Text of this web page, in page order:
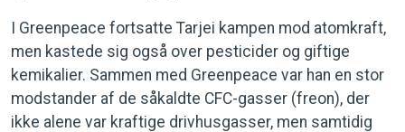
I Greenpeace fortsatte Tarjei kampen mod atomkraft,
men kastede sig også over pesticider og giftige
kemikalier. Sammen med Greenpeace var han en stor
modstander af de såkaldte CFC-gasser (freon), der
ikke alene var kraftige drivhusgasser, men samtidig